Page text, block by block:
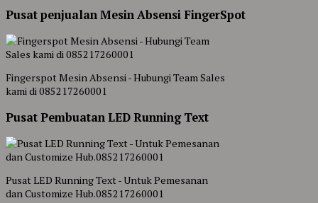
Pusat penjualan Mesin Absensi FingerSpot
Fingerspot Mesin Absensi - Hubungi Team Sales
kami di 085217260001
Pusat Pembuatan LED Running Text
Pusat LED Running Text - Untuk Pemesanan
dan Customize Hub.085217260001